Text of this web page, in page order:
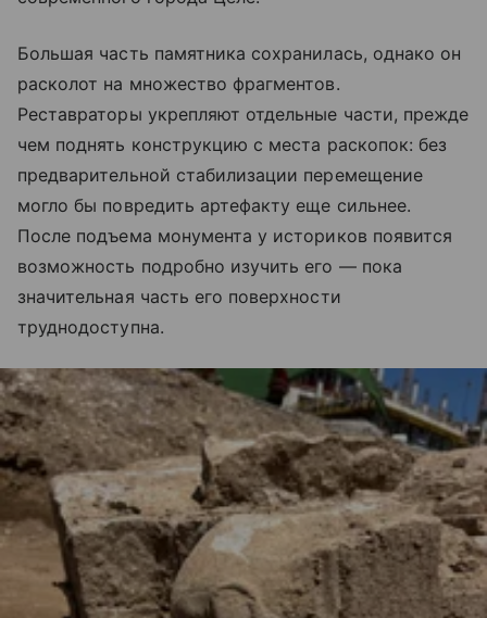
Большая часть памятника сохранилась, однако он
расколот на множество фрагментов.
Реставраторы укрепляют отдельные части, прежде
чем поднять конструкцию с места раскопок: без
предварительной стабилизации перемещение
могло бы повредить артефакту еще сильнее.
После подъема монумента у историков появится
возможность подробно изучить его — пока
значительная часть его поверхности
труднодоступна.